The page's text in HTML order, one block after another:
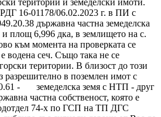
територии и земеделски имоти.
16-01178/06.02.2023 г. в ПИ с
държавна частна земеделска
площ 6,996 дка, в землището на с.
към момента на проверката се
водена сеч. Също така не се
територии. В близост до този
разрешително в поземлен имот с
- земеделска земя с НТП - друг
частна собственост, която е
74-х по ГСП на ТП ДГС